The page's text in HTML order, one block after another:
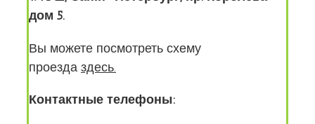
дом 5.
Вы можете посмотреть схему
проезда здесь.
Контактные телефоны: